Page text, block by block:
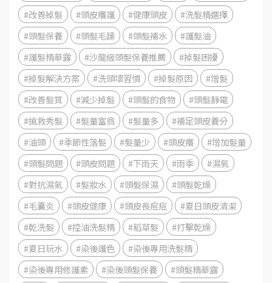
#改善掉髮
#頭皮癢護 #健康頭皮
#洗髮精選擇
#頭髮保養
#頭髮毛躁 #頭髮補水
#護髮油
#護髮精華露
#沙龍級頭髮保養推薦
#掉髮困擾
#掉髮解決方案
#洗頭壞習慣 #掉髮原因
#增髮
#改善髮質
#減少掉髮 #頭髮的食物
#頭髮靜電
#搶救秀髮
#髮量富翁 #髮量多
#補足頭皮養分
#油頭
#季節性落髮 #髮量少 #頭皮癢
#增加髮量
#頭髮問題
#頭皮問題 #下雨天 #雨季
#濕氣
#對抗濕氣
#髮妝水 #頭髮保濕
#頭髮乾燥
#毛囊炎
#頭皮健康 #頭皮長痘痘
#夏日頭皮清潔
#乾洗髮
#控油洗髮精 #稻草髮
#打擊乾燥
#夏日玩水
#染後護色
#染後專用洗髮精
#染後專用修護素
#染後頭髮保養
#頭髮精華露